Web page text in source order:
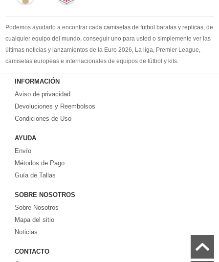
Podemos ayudarlo a encontrar cada camisetas de futbol baratas y replicas, de
cualquier equipo del mundo, conseguir uno para usted o simplemente ver las
últimas noticias y lanzamientos de la Euro 2026, La liga, Premier League,
camisetas europeas e internacionales de equipos de fútbol y kits.
Comprecamisetas de futbol baratasen la tienda deportiva más grande de
Europa. ¡Grandes ofertas en todas las camisetas del club de fútbol, ​​kits
europeos e internacionales, todo a los precios más bajos!
Compre nuestra gran selección de
equipaciones, camisetas y un portero a partir de €17.6. Diseños de fútbol
INFORMACIÓN
Aviso de privacidad
Devoluciones y Reembolsos
Condiciones de Uso
AYUDA
Envío
Métodos de Pago
Guía de Tallas
SOBRE NOSOTROS
Sobre Nosotros
Mapa del sitio
Noticias
CONTACTO